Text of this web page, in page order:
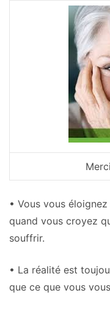
• Vous vous
quand vous croyez
souffrir.
• La réalité est
que ce que vous